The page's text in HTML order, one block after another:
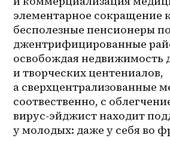
элементарное сокращение
бесполезные пенсионеры
джентрифицированные
освобождая недвижимость
и творческих центениалов,
а сверхцентрализованные
соотвественно, с
вирус-эйджист находит
у молодых: даже у себя во